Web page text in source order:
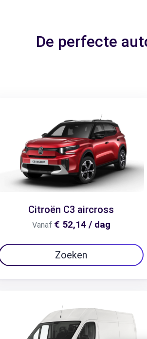
De perfecte
Citroën C3 aircross
Vanaf € 52,14 / dag
Zoeken